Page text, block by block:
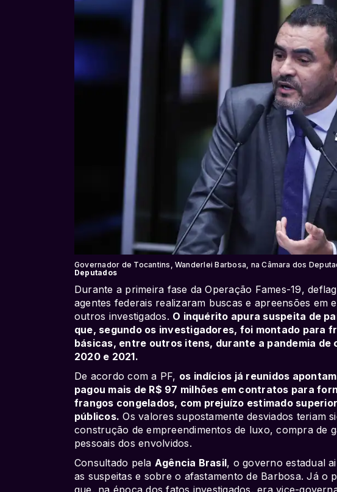
Governador de Tocantins, Wanderlei Barbosa, na Câmara dos
Deputados
Durante a primeira fase da Operação Fames-19,
agentes federais realizaram buscas e apreensões em
outros investigados. O inquérito apura suspeita de
que, segundo os investigadores, foi montado para
básicas, entre outros itens, durante a pandemia de
2020 e 2021.
De acordo com a PF, os indícios já reunidos
pagou mais de R$ 97 milhões em contratos para
frangos congelados, com prejuízo estimado
públicos. Os valores supostamente desviados teriam
construção de empreendimentos de luxo, compra de
pessoais dos envolvidos.
Consultado pela Agência Brasil, o governo estadual
as suspeitas e sobre o afastamento de Barbosa. Já o